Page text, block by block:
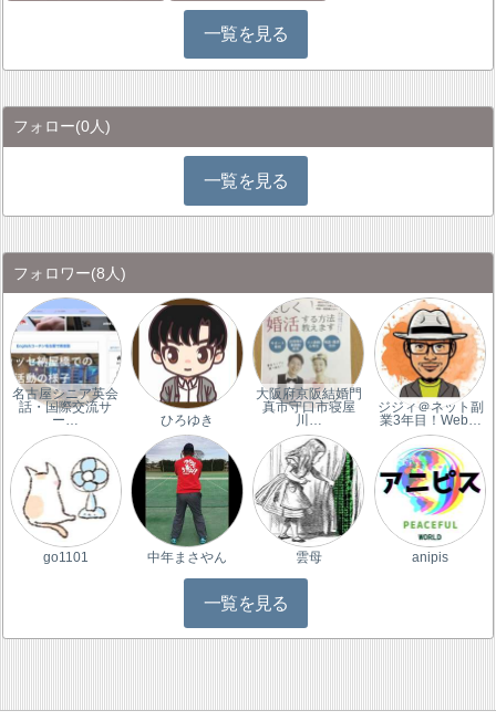
一覧を見る
フォロー(0人)
一覧を見る
フォロワー(8人)
名古屋シニア英会
話・国際交流サ
ー…
ひろゆき
大阪府京阪結婚門
真市守口市寝屋
川…
ジジィ＠ネット副
業3年目！Web…
go1101 中年まさやん 雲母 anipis
一覧を見る